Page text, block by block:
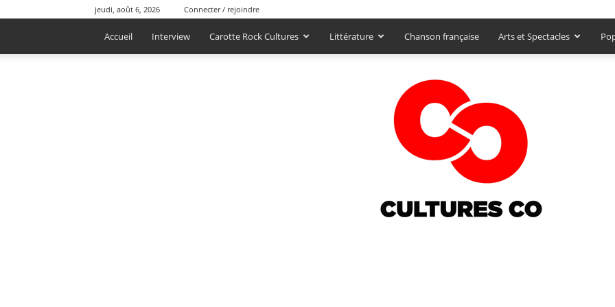
jeudi, août 6, 2026 Connecter / rejoindre
Accueil Interview Carotte Rock Cultures Littérature Chanson française Arts et Spectacles